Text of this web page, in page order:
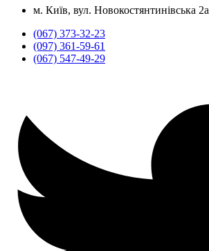
м. Київ, вул. Новокостянтинівська 2а
(067) 373-32-23
(097) 361-59-61
(067) 547-49-29